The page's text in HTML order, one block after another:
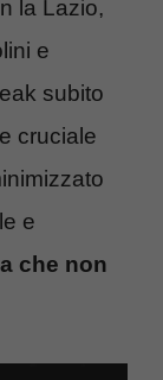
la Lazio,
e
subito
cruciale
e
che non